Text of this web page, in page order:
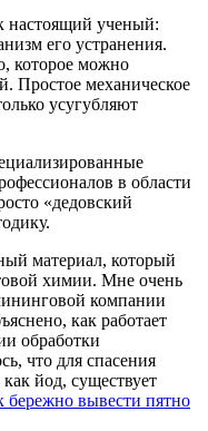
настоящий ученый:
его устранения.
которое можно
Простое механическое
усугубляют
в области
«дедовский
материал, который
химии. Мне очень
компании
как работает
обработки
что для спасения
йод, существует
бережно вывести пятно